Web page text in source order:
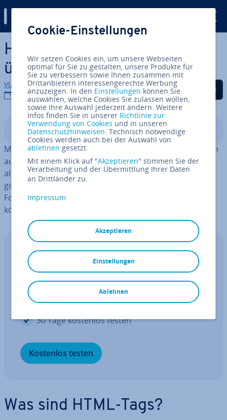
Zum Haupt­in­halt springen
HTML-Tags: Ein Überblick
über die wich­tigs­ten Befehle
Vladimir Simovic
02.06.2025
Auf Facebook teilen
Auf Twitter teilen
Auf LinkedIn
In­halts­ver­zeich­nis
Mit HTML-Befehlen bauen Sie eine Website über­sicht­lich
auf und hin­ter­le­gen die wich­tigs­ten In­for­ma­tio­nen für
alle Browser. Neben HTML-Tags für die Grund­struk­tur
gibt es auch einige, mit denen Sie Medien einbauen,
Formulare erstellen oder das Schrift­bild festlegen
können.
Profi-Website in Sekunden dank KI.
Profi-Website in Sekunden dank KI
Aus tausenden Vorlagen auswählen
30 Tage kostenlos testen
Kostenlos testen
Was sind HTML-Tags?
Cookie-Einstellungen
Wir setzen Cookies ein, um unsere Webseiten
optimal für Sie zu gestalten, unsere Produkte für
Sie zu verbessern sowie Ihnen zusammen mit
Drittanbietern interessengerechte Werbung
anzuzeigen. In den Einstellungen können Sie
auswählen, welche Cookies Sie zulassen wollen,
sowie Ihre Auswahl jederzeit ändern. Weitere
Infos finden Sie in unserer Richtlinie zur
Verwendung von Cookies und in unseren
Datenschutzhinweisen. Technisch notwendige
Cookies werden auch bei der Auswahl von
ablehnen gesetzt.
Mit einem Klick auf "Akzeptieren" stimmen Sie der
Verarbeitung und der Übermittlung Ihrer Daten
an Drittländer zu.
Impressum
Akzeptieren
Ablehnen
Einstellungen